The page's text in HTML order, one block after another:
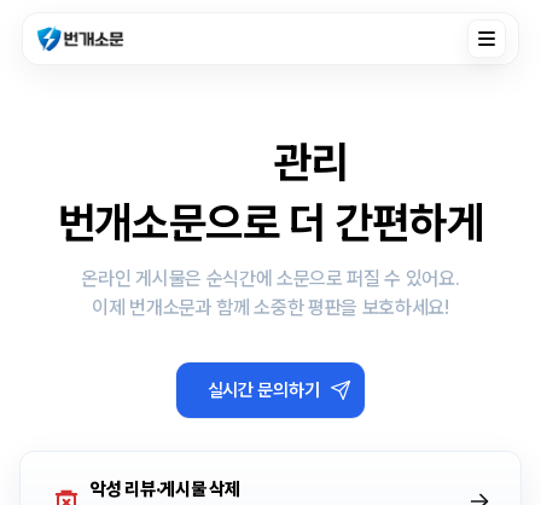
Toggle
잠재 고객 관리
번개소문으로 더 간편하게
온라인 게시물은 순식간에 소문으로 퍼질 수 있어요.
이제 번개소문과 함께 소중한 평판을 보호하세요!
실시간 문의하기
악성 리뷰·게시물 삭제